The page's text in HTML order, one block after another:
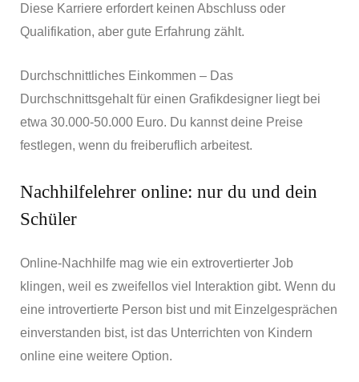
Diese Karriere erfordert keinen Abschluss oder
Qualifikation, aber gute Erfahrung zählt.
Durchschnittliches Einkommen – Das
Durchschnittsgehalt für einen Grafikdesigner liegt bei
etwa 30.000-50.000 Euro. Du kannst deine Preise
festlegen, wenn du freiberuflich arbeitest.
Nachhilfelehrer online: nur du und dein
Schüler
Online-Nachhilfe mag wie ein extrovertierter Job
klingen, weil es zweifellos viel Interaktion gibt. Wenn du
eine introvertierte Person bist und mit Einzelgesprächen
einverstanden bist, ist das Unterrichten von Kindern
online eine weitere Option.